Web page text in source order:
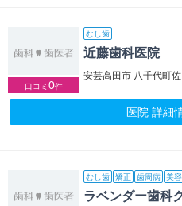
口コミ 0件
むし歯
近藤歯科医院
安芸高田市 八千代町
医院 詳細
むし歯 矯正 歯周病 美容
ラベンダー歯科